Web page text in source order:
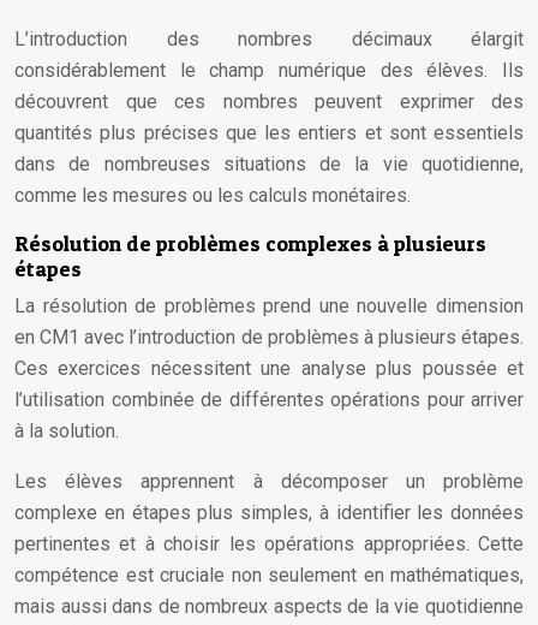
L’introduction des nombres décimaux élargit
considérablement le champ numérique des élèves. Ils
découvrent que ces nombres peuvent exprimer des
quantités plus précises que les entiers et sont essentiels
dans de nombreuses situations de la vie quotidienne,
comme les mesures ou les calculs monétaires.
Résolution de problèmes complexes à plusieurs
étapes
La résolution de problèmes prend une nouvelle dimension
en CM1 avec l’introduction de problèmes à plusieurs étapes.
Ces exercices nécessitent une analyse plus poussée et
l’utilisation combinée de différentes opérations pour arriver
à la solution.
Les élèves apprennent à décomposer un problème
complexe en étapes plus simples, à identifier les données
pertinentes et à choisir les opérations appropriées. Cette
compétence est cruciale non seulement en mathématiques,
mais aussi dans de nombreux aspects de la vie quotidienne